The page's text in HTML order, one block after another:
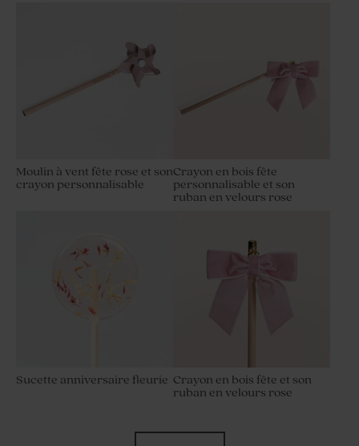
Moulin à vent fête rose et son
crayon personnalisable
Crayon en bois fête
personnalisable et son
ruban en velours rose
Sucette anniversaire fleurie Crayon en bois fête et son
ruban en velours rose